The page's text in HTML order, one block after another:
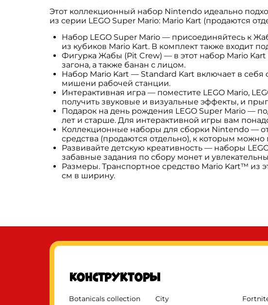
Этот коллекционный набор Nintendo идеально
из серии LEGO Super Mario: Mario Kart (продаются
Набор LEGO Super Mario — присоединяйтесь к
из кубиков Mario Kart. В комплект также входит
Фигурка Жабы (Pit Crew) — в этот набор Mario
загона, а также банан с лицом.
Набор Mario Kart — Standard Kart включает в
мишени рабочей станции.
Интерактивная игра — поместите LEGO Mario,
получить звуковые и визуальные эффекты, и
Подарок на день рождения LEGO Super Mario —
лет и старше. Для интерактивной игры вам
Коллекционные наборы для сборки Nintendo —
средства (продаются отдельно), к которым
Развивайте детскую креативность — наборы
забавные задания по сбору монет и
Размеры. Транспортное средство Mario Kart™ из
см в ширину.
Конструкторы
Botanicals collection City